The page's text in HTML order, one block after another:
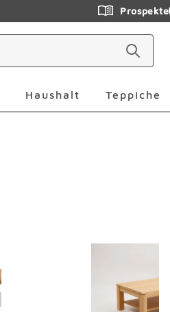
Prospekte
Haushalt Teppiche